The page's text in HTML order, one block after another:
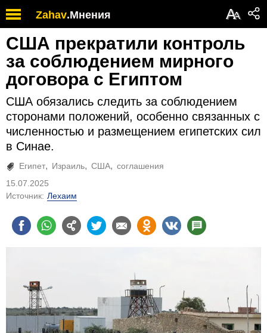
Zahav.Мнения АА
США прекратили контроль
за соблюдением мирного
договора с Египтом
США обязались следить за соблюдением
сторонами положений, особенно связанных с
численностью и размещением египетских сил
в Синае.
Египет Израиль США
соглашения
15.07.2025
Источник: Лехаим